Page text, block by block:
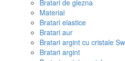
Bratari de glezna
Material
Bratari elastice
Bratari aur
Bratari argint cu cristale
Bratari argint